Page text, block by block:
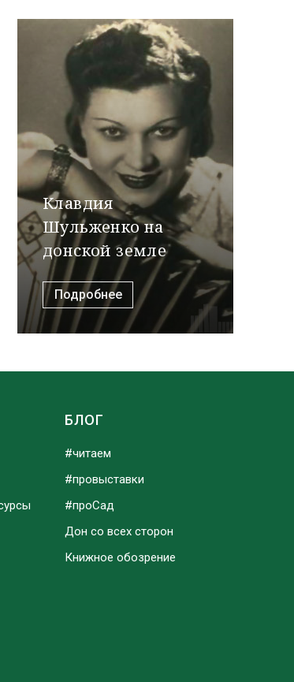
Клавдия
Шульженко на
донской земле
Подробнее
БЛОГ
#читаем
#провыставки
#проСад
Дон со всех сторон
Книжное обозрение